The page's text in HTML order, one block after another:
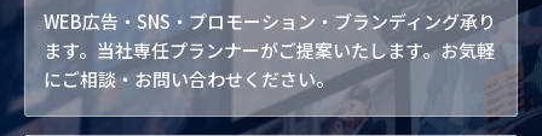
WEB広告・SNS・プロモーション・ブランディング承り
ます。当社専任プランナーがご提案いたします。お気軽
にご相談・お問い合わせください。